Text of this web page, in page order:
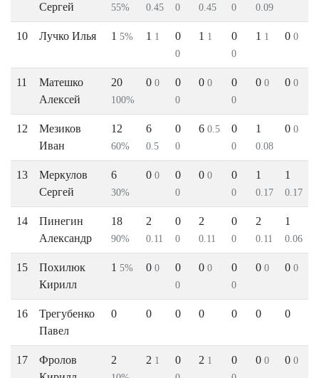
Сергей
55% 0.45 0 0.45 0 0.09
10 Лучко Илья 1 5% 1 1 0
0
1 1 0
0
1 1 0 0
11
Матешко
Алексей
20
100%
0 0 0
0
0 0 0
0
0 0 0 0
12
Мезиков
Иван
12
60%
6
0.5
0
0
6 0.5 0
0
1
0.08
0 0
13
Меркулов
Сергей
6
30%
0 0 0
0
0 0 0
0
1
0.17
1
0.17
14
Пинегин
Александр
18
90%
2
0.11
0
0
2
0.11
0
0
2
0.11
1
0.06
15
Похилюк
Кирилл
1 5% 0 0 0
0
0 0 0
0
0 0 0 0
16
Трегубенко
Павел
0 0 0 0 0 0 0
17
Фролов
2 2 1 0 2 1 0 0 0 0 0